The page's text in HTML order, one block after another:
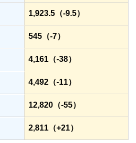
1,923.5（-9.5）
545（-7）
4,161（-38）
4,492（-11）
12,820（-55）
2,811（+21）